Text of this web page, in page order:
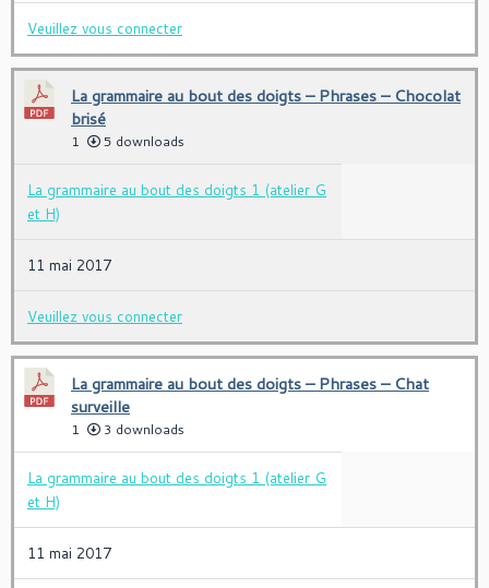
Veuillez vous connecter
La grammaire au bout des doigts – Phrases – Chocolat
brisé
1 5 downloads
La grammaire au bout des doigts 1 (atelier G
et H)
11 mai 2017
Veuillez vous connecter
La grammaire au bout des doigts – Phrases – Chat
surveille
1 3 downloads
La grammaire au bout des doigts 1 (atelier G
et H)
11 mai 2017